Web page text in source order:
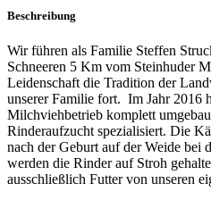
Beschreibung
Wir führen als Familie Steffen
Schneeren 5 Km vom Steinhuder
Leidenschaft die Tradition der
unserer Familie fort. Im Jahr 2016
Milchviehbetrieb komplett
Rinderaufzucht spezialisiert. Die
nach der Geburt auf der Weide bei
werden die Rinder auf Stroh
ausschließlich Futter von unseren